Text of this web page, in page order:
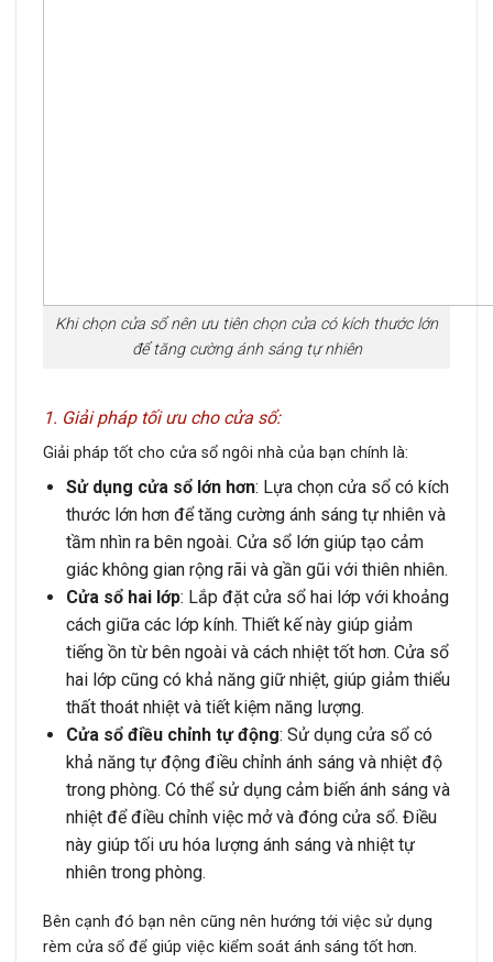
Khi chọn cửa sổ nên ưu tiên chọn cửa có kích thước lớn
để tăng cường ánh sáng tự nhiên
1. Giải pháp tối ưu cho cửa sổ:
Giải pháp tốt cho cửa sổ ngôi nhà của bạn chính là:
Sử dụng cửa sổ lớn hơn: Lựa chọn cửa sổ có kích
thước lớn hơn để tăng cường ánh sáng tự nhiên và
tầm nhìn ra bên ngoài. Cửa sổ lớn giúp tạo cảm
giác không gian rộng rãi và gần gũi với thiên nhiên.
Cửa sổ hai lớp: Lắp đặt cửa sổ hai lớp với khoảng
cách giữa các lớp kính. Thiết kế này giúp giảm
tiếng ồn từ bên ngoài và cách nhiệt tốt hơn. Cửa sổ
hai lớp cũng có khả năng giữ nhiệt, giúp giảm thiểu
thất thoát nhiệt và tiết kiệm năng lượng.
Cửa sổ điều chỉnh tự động: Sử dụng cửa sổ có
khả năng tự động điều chỉnh ánh sáng và nhiệt độ
trong phòng. Có thể sử dụng cảm biến ánh sáng và
nhiệt để điều chỉnh việc mở và đóng cửa sổ. Điều
này giúp tối ưu hóa lượng ánh sáng và nhiệt tự
nhiên trong phòng.
Bên cạnh đó bạn nên cũng nên hướng tới việc sử dụng
rèm cửa sổ để giúp việc kiểm soát ánh sáng tốt hơn.